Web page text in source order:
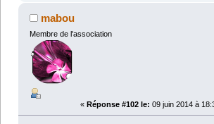
mabou
Membre de l'association
« Réponse #102 le: 09 juin 2014 à